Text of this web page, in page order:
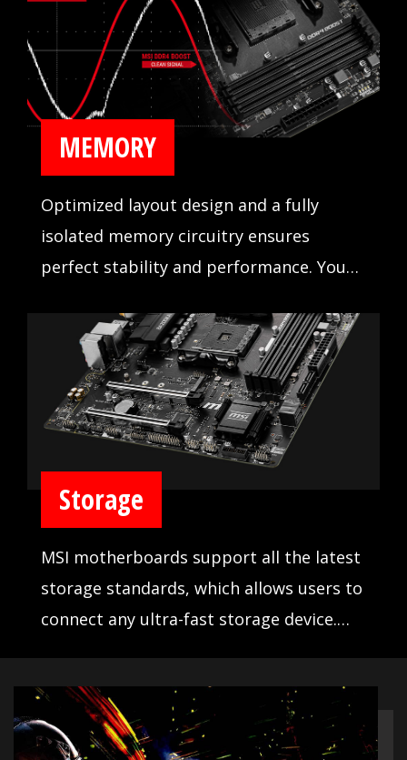
MEMORY
Optimized layout design and a fully
isolated memory circuitry ensures
perfect stability and performance. You
crashing during games with MSI DDR4
BOOST.
Storage
MSI motherboards support all the latest
storage standards, which allows users to
connect any ultra-fast storage device.
have a real advantage over your enemies.